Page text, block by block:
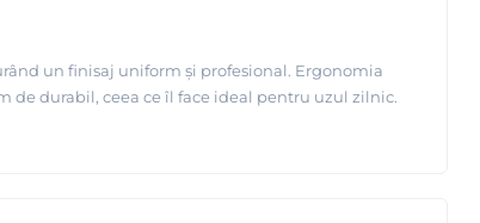
un finisaj uniform și profesional. Ergonomia
de durabil, ceea ce îl face ideal pentru uzul zilnic.